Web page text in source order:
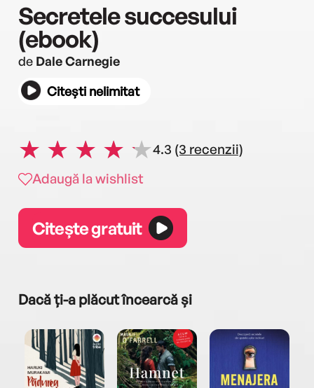
Secretele succesului
(ebook)
de Dale Carnegie
Citești nelimitat
4.3 (3 recenzii)
Adaugă la wishlist
Citește gratuit
Dacă ți-a plăcut încearcă și